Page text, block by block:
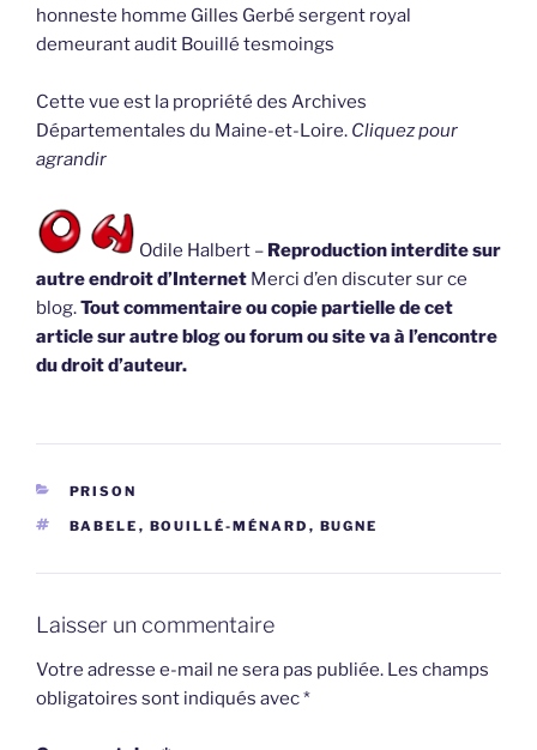
honneste homme Gilles Gerbé sergent royal
demeurant audit Bouillé tesmoings
Cette vue est la propriété des Archives
Départementales du Maine-et-Loire. Cliquez pour
agrandir
Odile Halbert – Reproduction interdite sur
autre endroit d’Internet Merci d’en discuter sur ce
blog.Tout commentaire ou copie partielle de cet
article sur autre blog ou forum ou site va à l’encontre
du droit d’auteur.
CATÉGORIES
PRISON
ÉTIQUETTES
BABELE , BOUILLÉ-MÉNARD , BUGNE
Laisser un commentaire
Votre adresse e-mail ne sera pas publiée. Les champs
obligatoires sont indiqués avec*